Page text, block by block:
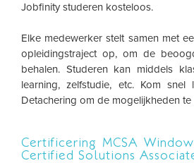
Jobfinity studeren kosteloos.
Elke medewerker stelt samen met
opleidingstraject op, om de
behalen. Studeren kan middels
learning, zelfstudie, etc. Kom
Detachering om de mogelijkheden
Certificering MCSA
Certified Solutions